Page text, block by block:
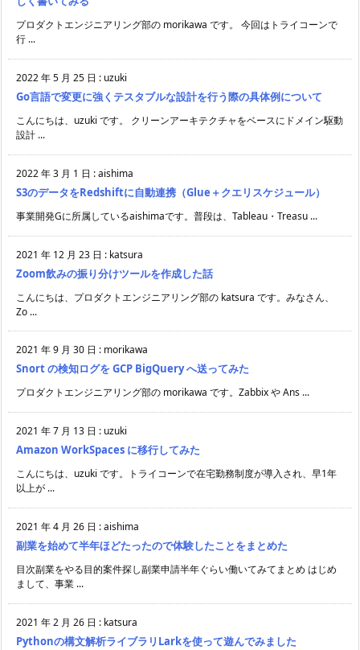
プロダクトエンジニアリング部の morikawa です。 今回はトライコーンで
行 ...
2022 年 5 月 25 日 : uzuki
Go言語で変更に強くテスタブルな設計を行う際の具体例について
こんにちは、uzuki です。 クリーンアーキテクチャをベースにドメイン駆動
設計 ...
2022 年 3 月 1 日 :aishima
S3のデータをRedshiftに自動連携（Glue＋クエリスケジュール）
事業開発Gに所属しているaishimaです。普段は、Tableau・Treasu ...
2021 年 12 月 23 日 : katsura
Zoom飲みの振り分けツールを作成した話
こんにちは、プロダクトエンジニアリング部の katsura です。みなさん、
Zo ...
2021 年 9 月 30 日 : morikawa
Snort の検知ログを GCP BigQuery へ送ってみた
プロダクトエンジニアリング部の morikawa です。Zabbix や Ans ...
2021 年 7 月 13 日 : uzuki
Amazon WorkSpaces に移行してみた
こんにちは、uzuki です。トライコーンで在宅勤務制度が導入され、早1年
以上が ...
2021 年 4 月 26 日 :aishima
副業を始めて半年ほどたったので体験したことをまとめた
目次副業をやる目的案件探し副業申請半年ぐらい働いてみてまとめ はじめ
まして、事業 ...
2021 年 2 月 26 日 : katsura
Pythonの構文解析ライブラリLarkを使って遊んでみました